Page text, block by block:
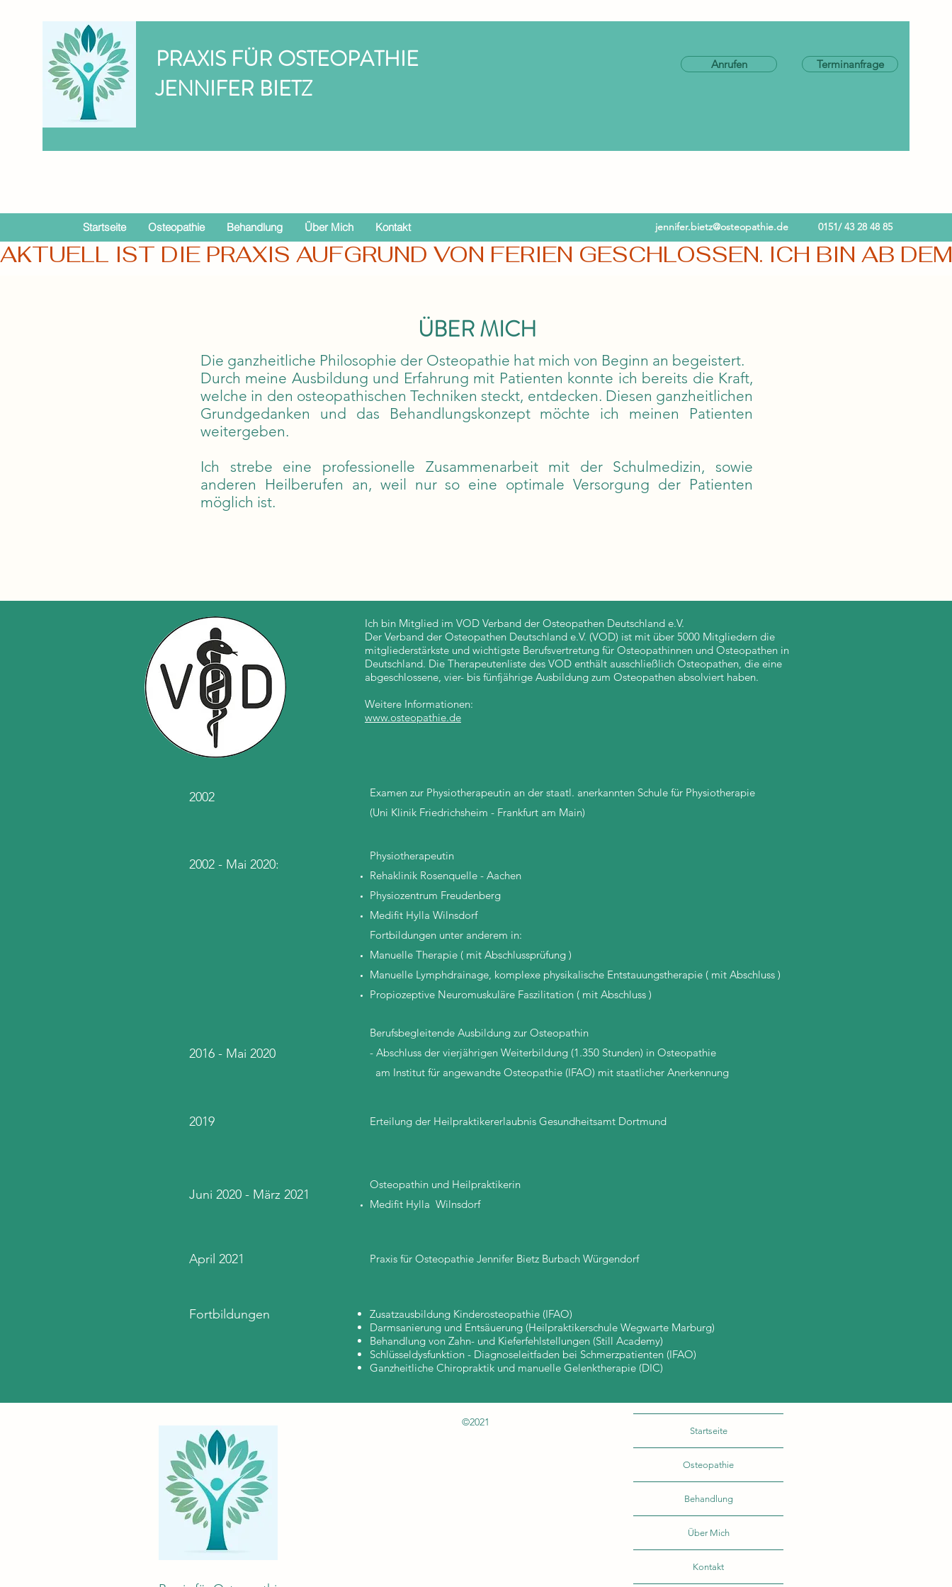
PRAXIS FÜR OSTEOPATHIE
JENNIFER BIETZ
Anrufen Terminanfrage
Startseite Osteopathie Behandlung Über Mich Kontakt jennifer.bietz@osteopathie.de 0151/ 43 28 48 85
AKTUELL IST DIE PRAXIS AUFGRUND VON FERIEN GESCHLOSSEN. ICH BIN AB
ÜBER MICH
Die ganzheitliche Philosophie der Osteopathie hat mich von Beginn an begeistert.
Durch meine Ausbildung und Erfahrung mit Patienten konnte ich bereits die Kraft,
welche in den osteopathischen Techniken steckt, entdecken. Diesen ganzheitlichen
Grundgedanken und das Behandlungskonzept möchte ich meinen Patienten
weitergeben.
Ich strebe eine professionelle Zusammenarbeit mit der Schulmedizin, sowie
anderen Heilberufen an, weil nur so eine optimale Versorgung der Patienten
möglich ist.
2002
2002 - Mai 2020:
2016 - Mai 2020
2019
Juni 2020 - März 2021
April 2021
Fortbildungen
Ich bin Mitglied im VOD Verband der Osteopathen Deutschland e.V.
Der Verband der Osteopathen Deutschland e.V. (VOD) ist mit über 5000 Mitgliedern die
mitgliederstärkste und wichtigste Berufsvertretung für Osteopathinnen und Osteopathen in
Deutschland. Die Therapeutenliste des VOD enthält ausschließlich Osteopathen, die eine
abgeschlossene, vier- bis fünfjährige Ausbildung zum Osteopathen absolviert haben.
Weitere Informationen:
www.osteopathie.de
Examen zur Physiotherapeutin an der staatl. anerkannten Schule für Physiotherapie
(Uni Klinik Friedrichsheim - Frankfurt am Main)
Physiotherapeutin
Rehaklinik Rosenquelle - Aachen
Physiozentrum Freudenberg
Medifit Hylla Wilnsdorf
Fortbildungen unter anderem in:
Manuelle Therapie ( mit Abschlussprüfung )
Manuelle Lymphdrainage, komplexe physikalische Entstauungstherapie ( mit Abschluss )
Propiozeptive Neuromuskuläre Faszilitation ( mit Abschluss )
Berufsbegleitende Ausbildung zur Osteopathin
- Abschluss der vierjährigen Weiterbildung (1.350 Stunden) in Osteopathie
am Institut für angewandte Osteopathie (IFAO) mit staatlicher Anerkennung
Erteilung der Heilpraktikererlaubnis Gesundheitsamt Dortmund
Osteopathin und Heilpraktikerin
Medifit Hylla Wilnsdorf
Praxis für Osteopathie Jennifer Bietz Burbach Würgendorf
Zusatzausbildung Kinderosteopathie (IFAO)
Darmsanierung und Entsäuerung (Heilpraktikerschule Wegwarte Marburg)
Behandlung von Zahn- und Kieferfehlstellungen (Still Academy)
Schlüsseldysfunktion - Diagnoseleitfaden bei Schmerzpatienten (IFAO)
Ganzheitliche Chiropraktik und manuelle Gelenktherapie (DIC)
©2021
Startseite
Osteopathie
Behandlung
Über Mich
Kontakt